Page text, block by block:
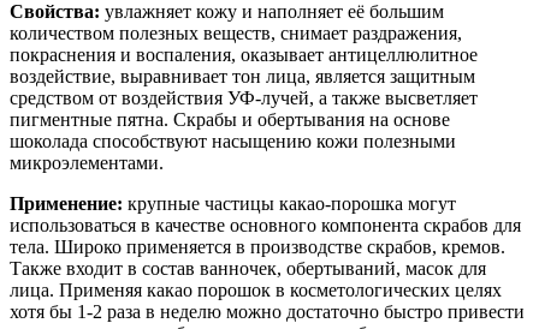
Свойства: увлажняет кожу и наполняет её большим
количеством полезных веществ, снимает раздражения,
покраснения и воспаления, оказывает антицеллюлитное
воздействие, выравнивает тон лица, является защитным
средством от воздействия УФ-лучей, а также высветляет
пигментные пятна. Скрабы и обертывания на основе
шоколада способствуют насыщению кожи полезными
микроэлементами.
Применение: крупные частицы какао-порошка могут
использоваться в качестве основного компонента скрабов для
тела. Широко применяется в производстве скрабов, кремов.
Также входит в состав ванночек, обертываний, масок для
лица. Применяя какао порошок в косметологических целях
хотя бы 1-2 раза в неделю можно достаточно быстро привести